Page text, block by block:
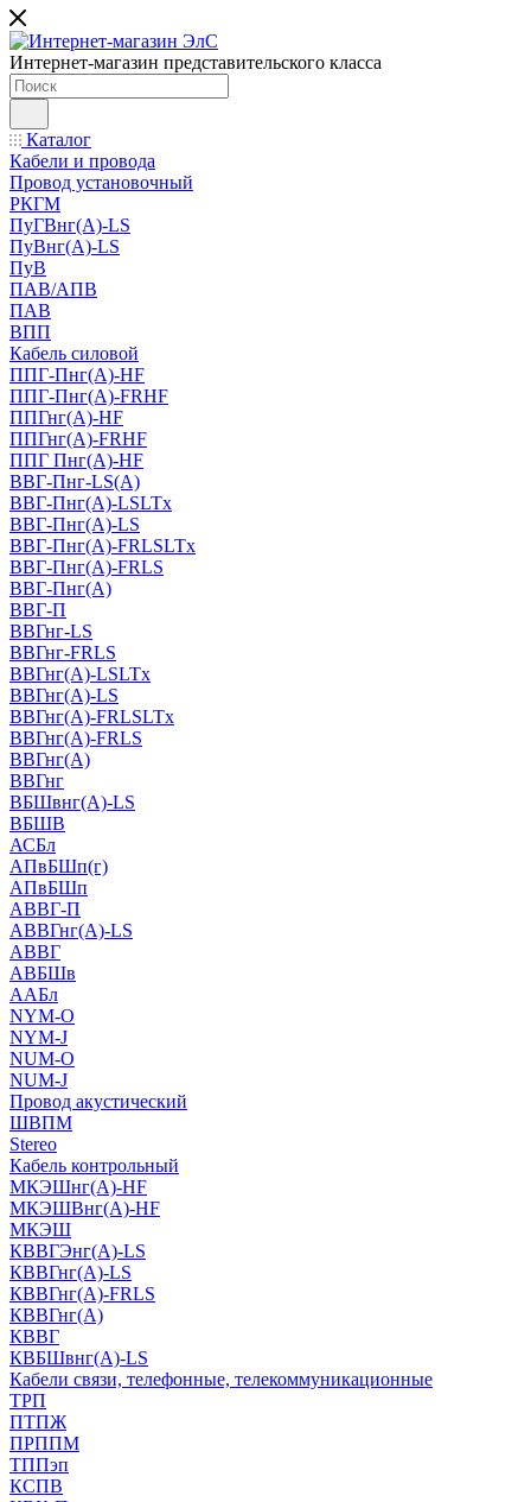
Интернет-магазин представительского класса
Каталог
Кабели и провода
Провод установочный
РКГМ
ПуГВнг(А)-LS
ПуВнг(А)-LS
ПуВ
ПАВ/АПВ
ПАВ
ВПП
Кабель силовой
ППГ-Пнг(А)-HF
ППГ-Пнг(А)-FRHF
ППГнг(А)-HF
ППГнг(А)-FRHF
ППГ Пнг(А)-HF
ВВГ-Пнг-LS(А)
ВВГ-Пнг(А)-LSLTx
ВВГ-Пнг(А)-LS
ВВГ-Пнг(А)-FRLSLTx
ВВГ-Пнг(А)-FRLS
ВВГ-Пнг(А)
ВВГ-П
ВВГнг-LS
ВВГнг-FRLS
ВВГнг(А)-LSLTx
ВВГнг(А)-LS
ВВГнг(А)-FRLSLTx
ВВГнг(А)-FRLS
ВВГнг(А)
ВВГнг
ВБШвнг(А)-LS
ВБШВ
АСБл
АПвБШп(г)
АПвБШп
АВВГ-П
АВВГнг(А)-LS
АВВГ
АВБШв
ААБл
NYM-O
NYM-J
NUM-О
NUM-J
Провод акустический
ШВПМ
Stereo
Кабель контрольный
МКЭШнг(A)-HF
МКЭШВнг(А)-HF
МКЭШ
КВВГЭнг(А)-LS
КВВГнг(А)-LS
КВВГнг(А)-FRLS
КВВГнг(А)
КВВГ
КВБШвнг(А)-LS
Кабели связи, телефонные, телекоммуникационные
ТРП
ПТПЖ
ПРППМ
ТППэп
КСПВ